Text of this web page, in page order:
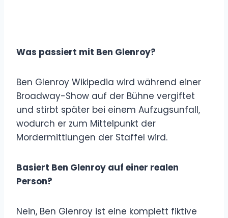
Was passiert mit Ben Glenroy?
Ben Glenroy Wikipedia wird während einer
Broadway-Show auf der Bühne vergiftet
und stirbt später bei einem Aufzugsunfall,
wodurch er zum Mittelpunkt der
Mordermittlungen der Staffel wird.
Basiert Ben Glenroy auf einer realen
Person?
Nein, Ben Glenroy ist eine komplett fiktive